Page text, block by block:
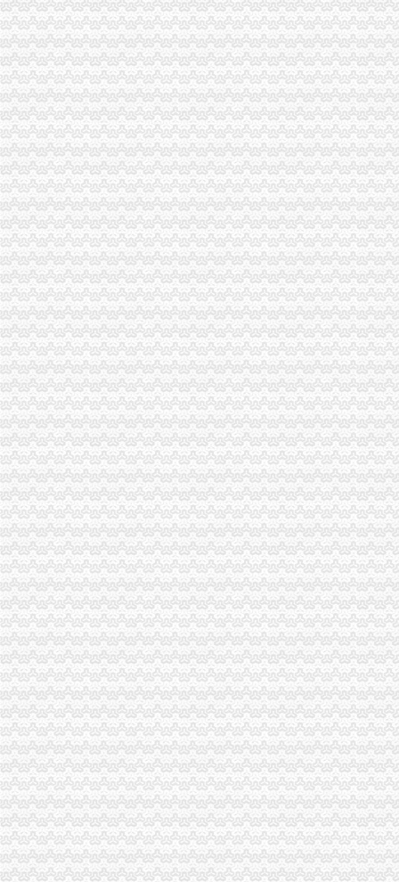
重庆国际实业投资股份有限公司关于注销控股子公司公告-股指期货频
购房近20年未办证房产公司注销了咋办？_房产重庆站_腾讯网
纳税申报、公司变更、公司注销南坪工商注册-重庆酷易搜
重庆有线电视网络有限公司（注销：于2003年4月2日）_【信用信息_
重庆公司工商代办注销变更商标注册提供地址淘宝营业执照代办惠-
景兴纸业注销重庆子公司连亏10年西南扩张梦破碎_中国回收商网
新世纪百货公司公告注销-房产新闻-重庆搜狐焦点网
美团注销重庆等多家分公司王兴“局”咋玩？-中国网
关于注销重庆英才中域建筑设计有限公司有关资质的通告-重庆市勘察
丰华股份：关于注销全资子公司重庆普华贸易有限公司的公告_丰华股
重庆处置P2P违规业务一家公司已予注销_证券之星
重庆质监局关于注销重庆永亨油脂有限公司等18家企业26张食品生产许
重庆市麒麟建筑（集团）有限公司重庆分公司联系方式_信用报告_工商
重庆万州全面推行简易注销破解企业＂退出难＂_社会新闻_大众网
重庆证件挂失登报重庆证件遗失登报重庆证件丢失登报公司注销公
重庆处置P2P违规业务一家公司已予注销-银行频道-金融界
重庆报纸媒体/企业注销个人公司证件遗失登报挂失服务-淘宝网
重庆话语科技公司目前已被注销增值电信业务经营许可证书_第1页-七
重庆唯煦科技有限公司_工商信息_电话_地址_信用信息_财务信息_悉知
供应重庆登报/重庆挂失登报/重庆低价办理登报/重庆注销公告_上海涨
四川省食品品监督管理局关于注销重庆安岳有限责任公司驯龙批
招商银行--金一文化（002721）关于注销二级子公司重庆金一金品文
成都公司如何注销工商执照_公司注销流程-重庆帅博
四川省人民-
开分公司_代理记账税务登记发票申请_公司注销_工商局网上核名-重
0129_重庆营业执照收售、重庆执照转让、重庆营业执照注销,重庆公
重庆经济技术开发区管理委员会建设管理局关于注销重庆海升实业有限
关于注销重庆益拓生物制有限公司品批准文号的公告源世界网友
重庆巧算盘代办公司营业执照、公司注销、代理记帐、税务申报等_第1
[好掌柜]重庆代办代理公司营业执照注册\（法人股东地址）变更\注销\代
庆市工商行政管理局璧山区分局2015年5月8日对重庆三兴鞋业有限公
重庆利雅房地产开发有限公司权证遗失（注销）声明
重庆四家旅行社被注销经营许可证
南岸物管企业次考核10家物管企业被注销资质_房产重庆站_腾讯网
重庆晨汇网络信息技术服务有限公司注销公告_手机新浪网
重庆营业执照注销公告_周边服务栏目_机电之家网
央行处置重庆“人人贷”风险违规：5公司注销
重庆渝中工商代办公司分享注销和吊销的区别-商务服务-抚州新闻网
关于撤销重庆航晨有限公司等2家企业品经营质量管理规范认证
重庆国际实业投资股份有限公司关于注销控股子公司公告-期货频道-和
公司设立和注销服务_重庆会计/审计-知了信息网
税务登记变更注销_重庆正青禾财务公司-供应信息-钱眼网行业分类
关于注销重庆益拓生物制有限公司品批准文号的公告_全文
重庆：10家物管企业被注销资质,7家物管拒不考核_公元物业
四川省食品品监督管理局关于注销重庆射洪有限责任公司城关第
怎么注销重庆分公司_一对一咨询陈端祥律师_陈端祥律师个人主页_找
陪伴了重庆人20余年的新世纪将被注销重百官方这样回应……-本地宝